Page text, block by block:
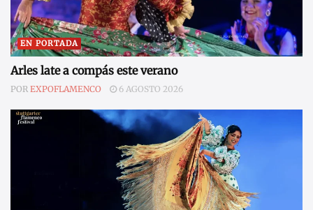
EN PORTADA
Arles late a compás este verano
POR EXPOFLAMENCO 6 AGOSTO 2026